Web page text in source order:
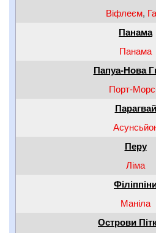
Віфлеєм,
Панама
Панама
Папуа-Нова
Порт-
Парагвай
Перу
Ліма
Маніла
Острови